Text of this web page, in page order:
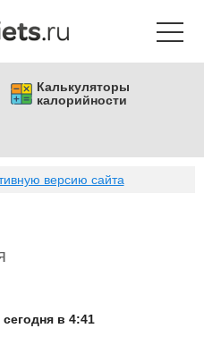
Калькуляторы
калорийности
версию сайта
сегодня в 4:41